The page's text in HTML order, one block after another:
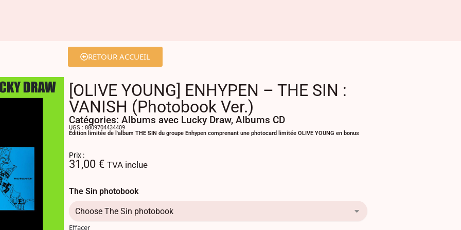
RETOUR ACCUEIL
[OLIVE YOUNG] ENHYPEN – THE SIN :
VANISH (Photobook Ver.)
Catégories: Albums avec Lucky Draw, Albums CD
UGS : 8809704434409
Édition limitée de l'album THE SIN du groupe Enhypen comprenant une photocard limitée OLIVE YOUNG en bonus
Prix :
31,00 € TVA inclue
The Sin photobook
Effacer